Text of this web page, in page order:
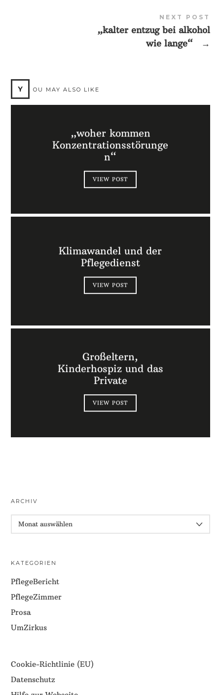
NEXT POST
„kalter entzug bei alkohol
wie lange“
→
Y OU MAY ALSO LIKE
„woher kommen
Konzentrationsstörunge
n“
VIEW POST
Klimawandel und der
Pflegedienst
VIEW POST
Großeltern,
Kinderhospiz und das
Private
VIEW POST
ARCHIV
KATEGORIEN
PflegeBericht
PflegeZimmer
Prosa
UmZirkus
Cookie-Richtlinie (EU)
Datenschutz